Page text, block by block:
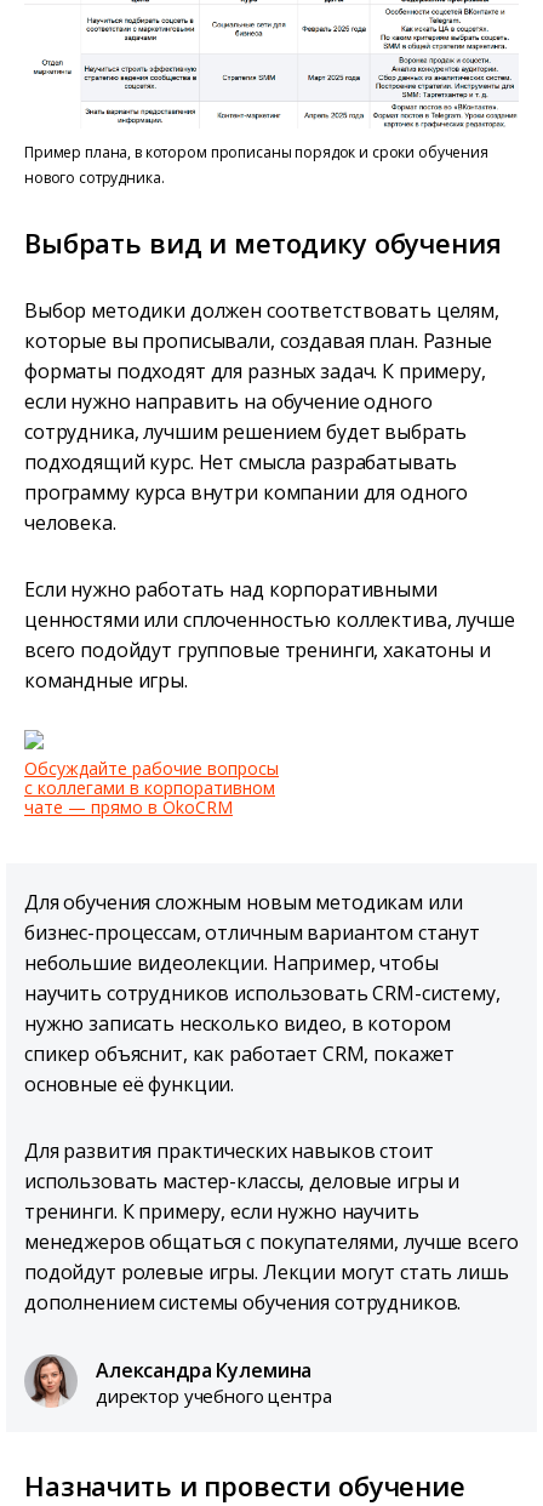
Пример плана, в котором прописаны порядок и сроки обучения
нового сотрудника.
Выбрать вид и методику обучения
Выбор методики должен соответствовать целям,
которые вы прописывали, создавая план. Разные
форматы подходят для разных задач. К примеру,
если нужно направить на обучение одного
сотрудника, лучшим решением будет выбрать
подходящий курс. Нет смысла разрабатывать
программу курса внутри компании для одного
человека.
Если нужно работать над корпоративными
ценностями или сплоченностью коллектива, лучше
всего подойдут групповые тренинги, хакатоны и
командные игры.
Обсуждайте рабочие вопросы
с коллегами в корпоративном
чате — прямо в OkoCRM
Для обучения сложным новым методикам или
бизнес-процессам, отличным вариантом станут
небольшие видеолекции. Например, чтобы
научить сотрудников использовать CRM-систему,
нужно записать несколько видео, в котором
спикер объяснит, как работает CRM, покажет
основные её функции.
Для развития практических навыков стоит
использовать мастер-классы, деловые игры и
тренинги. К примеру, если нужно научить
менеджеров общаться с покупателями, лучше всего
подойдут ролевые игры. Лекции могут стать лишь
дополнением системы обучения сотрудников.
Александра Кулемина
директор учебного центра
Назначить и провести обучение